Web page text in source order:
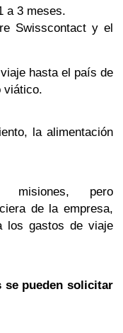
a 3 meses.
Swisscontact y el
hasta el país de
viático.
la alimentación
misiones, pero
de la empresa,
los gastos de viaje
se pueden solicitar